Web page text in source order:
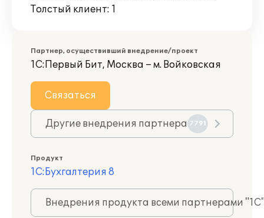
Толстый клиент: 1
Партнер, осуществивший внедрение/проект
1С:Первый Бит, Москва – м. Войковская
Связаться
Другие внедрения партнера 7791
Продукт
1С:Бухгалтерия 8
Внедрения продукта всеми партнерами